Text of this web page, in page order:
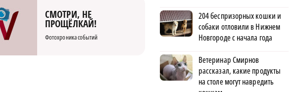
СМОТРИ, НЕ
ПРОЩЁЛКАЙ!
Фотохроника событий
204 беспризорных кошки и
собаки отловили в Нижнем
Новгороде с начала года
Ветеринар Смирнов
рассказал, какие продукты
на столе могут навредить